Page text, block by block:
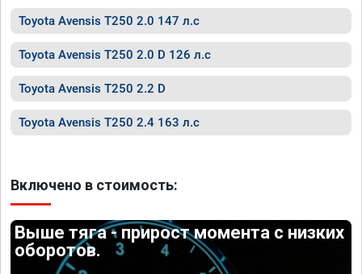
Toyota Avensis T250 2.0 147 л.с
Toyota Avensis T250 2.0 D 126 л.с
Toyota Avensis T250 2.2 D
Toyota Avensis T250 2.4 163 л.с
Включено в стоимость:
Выше тяга - прирост момента с низких
оборотов.